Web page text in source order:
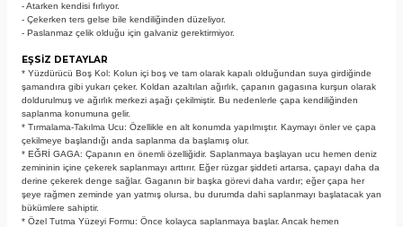
- Atarken kendisi fırlıyor.
- Çekerken ters gelse bile kendiliğinden düzeliyor.
- Paslanmaz çelik olduğu için galvaniz gerektirmiyor.
EŞSİZ DETAYLAR
* Yüzdürücü Boş Kol: Kolun içi boş ve tam olarak kapalı olduğundan suya girdiğinde
şamandıra gibi yukarı çeker. Koldan azaltılan ağırlık, çapanın gagasına kurşun olarak
doldurulmuş ve ağırlık merkezi aşağı çekilmiştir. Bu nedenlerle çapa kendiliğinden
saplanma konumuna gelir.
* Tırmalama-Takılma Ucu: Özellikle en alt konumda yapılmıştır. Kaymayı önler ve çapa
çekilmeye başlandığı anda saplanma da başlamış olur.
* EĞRİ GAGA: Çapanın en önemli özelliğidir. Saplanmaya başlayan ucu hemen deniz
zemininin içine çekerek saplanmayı arttırır. Eğer rüzgar şiddeti artarsa, çapayı daha da
derine çekerek denge sağlar. Gaganın bir başka görevi daha vardır; eğer çapa her
şeye rağmen zeminde yan yatmış olursa, bu durumda dahi saplanmayı başlatacak yan
bükümlere sahiptir.
* Özel Tutma Yüzeyi Formu: Önce kolayca saplanmaya başlar. Ancak hemen